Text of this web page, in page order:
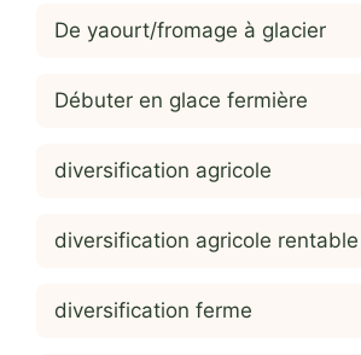
De yaourt/fromage à glacier
Débuter en glace fermière
diversification agricole
diversification agricole rentable
diversification ferme